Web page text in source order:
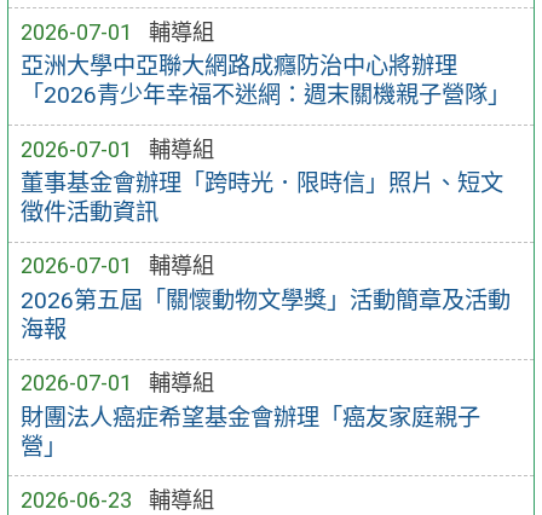
2026-07-01 輔導組
亞洲大學中亞聯大網路成癮防治中心將辦理
「2026青少年幸福不迷網：週末關機親子營隊」
2026-07-01 輔導組
董事基金會辦理「跨時光．限時信」照片、短文
徵件活動資訊
2026-07-01 輔導組
2026第五屆「關懷動物文學獎」活動簡章及活動
海報
2026-07-01 輔導組
財團法人癌症希望基金會辦理「癌友家庭親子
營」
2026-06-23 輔導組